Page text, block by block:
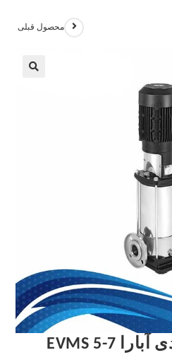
محصول قبلی
پمپ طبقاتی عمودی آبارا EVMS 5-7